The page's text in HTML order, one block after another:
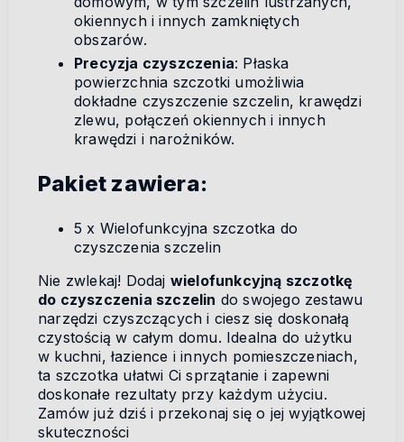
okiennych i innych zamkniętych
obszarów.
Precyzja czyszczenia: Płaska
powierzchnia szczotki umożliwia
dokładne czyszczenie szczelin, krawędzi
zlewu, połączeń okiennych i innych
krawędzi i narożników.
Pakiet zawiera:
5 x Wielofunkcyjna szczotka do
czyszczenia szczelin
Nie zwlekaj! Dodaj wielofunkcyjną szczotkę
do czyszczenia szczelin do swojego zestawu
narzędzi czyszczących i ciesz się doskonałą
czystością w całym domu. Idealna do użytku
w kuchni, łazience i innych pomieszczeniach,
ta szczotka ułatwi Ci sprzątanie i zapewni
doskonałe rezultaty przy każdym użyciu.
Zamów już dziś i przekonaj się o jej wyjątkowej
skuteczności